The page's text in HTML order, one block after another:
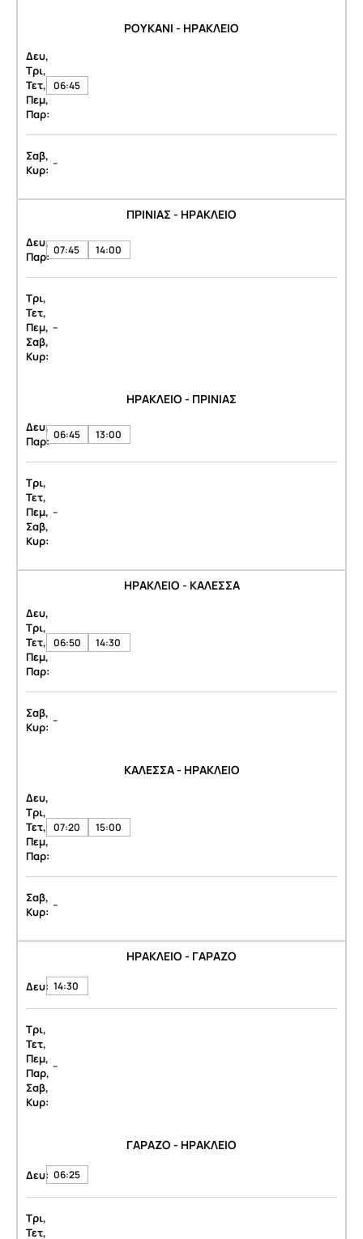
ΡΟΥΚΑΝΙ - ΗΡΑΚΛΕΙΟ
Δευ,
Τρι,
Τετ,
Πεμ,
Παρ:
06:45
Σαβ,
Κυρ: -
ΠΡΙΝΙΑΣ - ΗΡΑΚΛΕΙΟ
Δευ,
Παρ: 07:45 14:00
Τρι,
Τετ,
Πεμ,
Σαβ,
Κυρ:
-
ΗΡΑΚΛΕΙΟ - ΠΡΙΝΙΑΣ
Δευ,
Παρ: 06:45 13:00
Τρι,
Τετ,
Πεμ,
Σαβ,
Κυρ:
-
ΗΡΑΚΛΕΙΟ - ΚΑΛΕΣΣΑ
Δευ,
Τρι,
Τετ,
Πεμ,
Παρ:
06:50 14:30
Σαβ,
Κυρ: -
ΚΑΛΕΣΣΑ - ΗΡΑΚΛΕΙΟ
Δευ,
Τρι,
Τετ,
Πεμ,
Παρ:
07:20 15:00
Σαβ,
Κυρ: -
ΗΡΑΚΛΕΙΟ - ΓΑΡΑΖΟ
Δευ: 14:30
Τρι,
Τετ,
Πεμ,
Παρ,
Σαβ,
Κυρ:
-
ΓΑΡΑΖΟ - ΗΡΑΚΛΕΙΟ
Δευ: 06:25
Τρι,
Τετ,